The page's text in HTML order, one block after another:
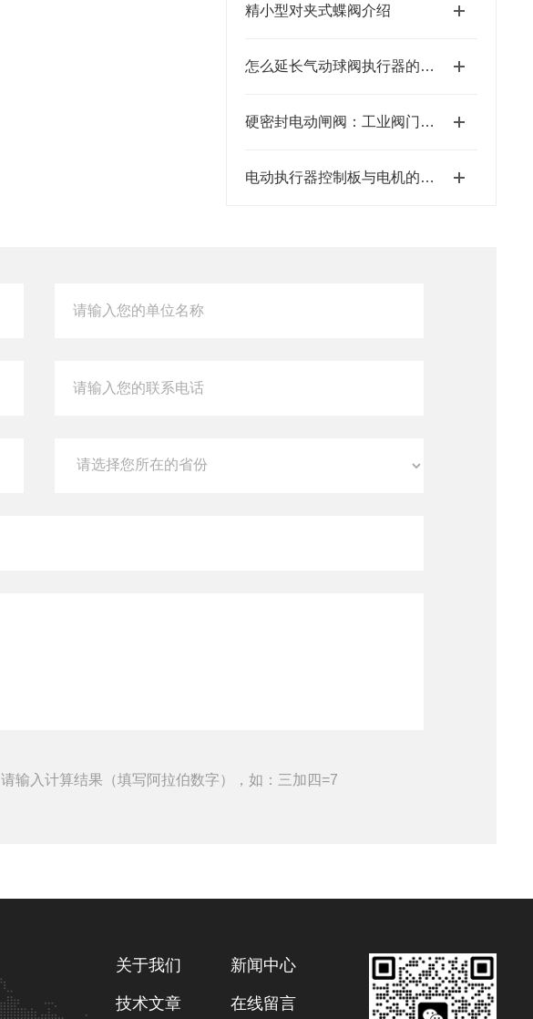
精小型对夹式蝶阀介绍
怎么延长气动球阀执行器的使用寿命
硬密封电动闸阀：工业阀门市场的新宠
电动执行器控制板与电机的主要区别
请输入计算结果（填写阿拉伯数字），如：三加四=7
关于我们 新闻中心
技术文章 在线留言